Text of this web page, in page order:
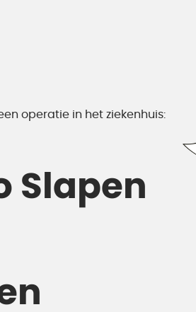
operatie in het ziekenhuis:
Slapen